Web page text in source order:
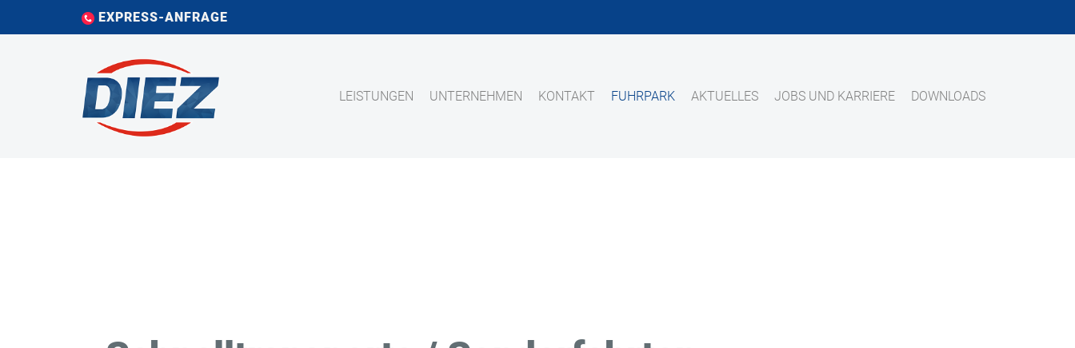
EXPRESS-ANFRAGE
LEISTUNGEN UNTERNEHMEN KONTAKT FUHRPARK AKTUELLES JOBS UND KARRIERE DOWNLOADS